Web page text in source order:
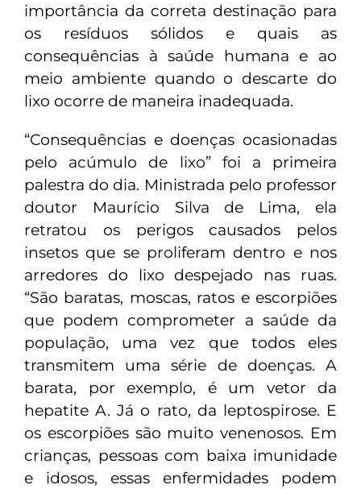
importância da correta destinação para
os resíduos sólidos e quais as
consequências à saúde humana e ao
meio ambiente quando o descarte do
lixo ocorre de maneira inadequada.
“Consequências e doenças ocasionadas
pelo acúmulo de lixo” foi a primeira
palestra do dia. Ministrada pelo professor
doutor Maurício Silva de Lima, ela
retratou os perigos causados pelos
insetos que se proliferam dentro e nos
arredores do lixo despejado nas ruas.
“São baratas, moscas, ratos e escorpiões
que podem comprometer a saúde da
população, uma vez que todos eles
transmitem uma série de doenças. A
barata, por exemplo, é um vetor da
hepatite A. Já o rato, da leptospirose. E
os escorpiões são muito venenosos. Em
crianças, pessoas com baixa imunidade
e idosos, essas enfermidades podem